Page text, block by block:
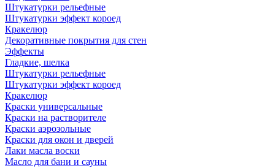
Штукатурки рельефные
Штукатурки эффект короед
Кракелюр
Декоративные покрытия для стен
Эффекты
Гладкие, шелка
Штукатурки рельефные
Штукатурки эффект короед
Кракелюр
Краски универсальные
Краски на растворителе
Краски аэрозольные
Краски для окон и дверей
Лаки масла воски
Масло для бани и сауны